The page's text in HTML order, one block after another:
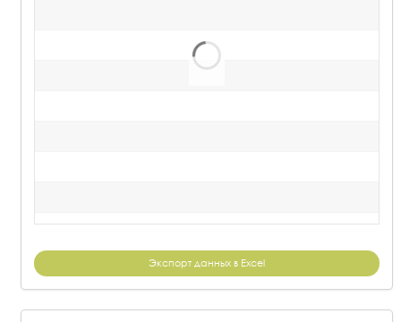
Экспорт данных в Excel